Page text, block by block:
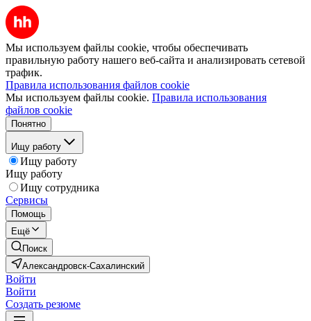
Мы используем файлы cookie, чтобы обеспечивать
правильную работу нашего веб-сайта и анализировать сетевой
трафик.
Правила использования файлов cookie
Мы используем файлы cookie. Правила использования
файлов cookie
Понятно
Ищу работу
Ищу работу
Ищу работу
Ищу сотрудника
Сервисы
Помощь
Ещё
Поиск
Александровск-Сахалинский
Войти
Войти
Создать резюме